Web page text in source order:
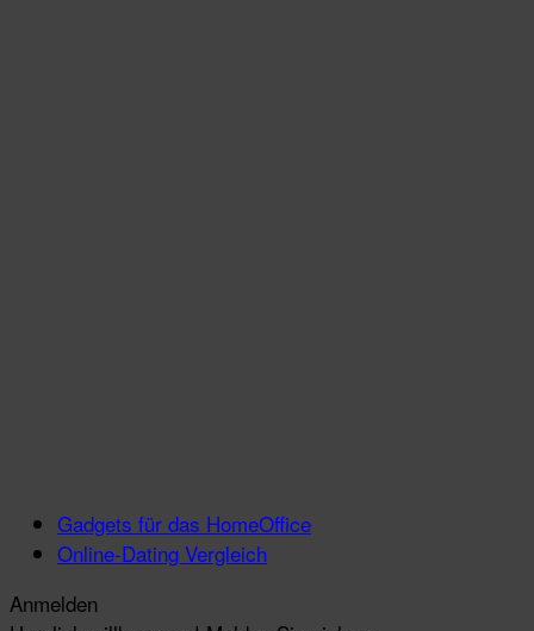
Gadgets für das HomeOffice
Online-Dating Vergleich
Anmelden